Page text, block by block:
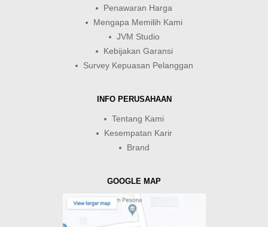
Penawaran Harga
Mengapa Memilih Kami
JVM Studio
Kebijakan Garansi
Survey Kepuasan Pelanggan
INFO PERUSAHAAN
Tentang Kami
Kesempatan Karir
Brand
GOOGLE MAP